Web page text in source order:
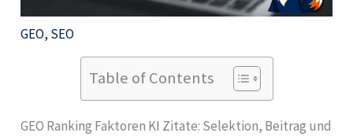
GEO, SEO
Table of Contents
GEO Ranking Faktoren KI Zitate: Selektion, Beitrag und